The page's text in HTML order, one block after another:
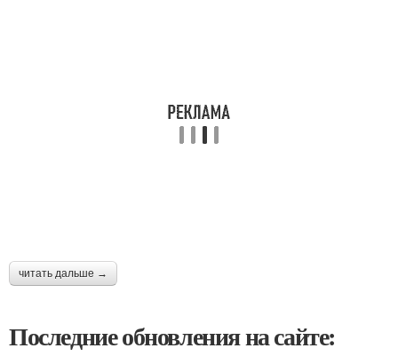
читать дальше →
Последние обновления на сайте: